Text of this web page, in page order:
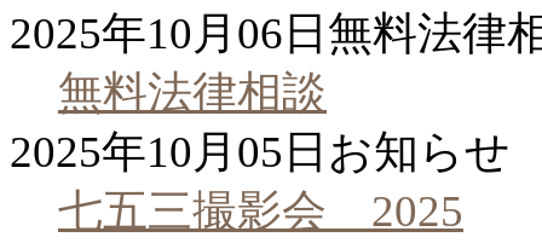
2025年10月06日 無料法律
無料法律相談
2025年10月05日 お知らせ
七五三撮影会 2025